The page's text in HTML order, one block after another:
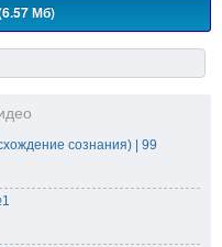
Мб)
сознания) | 99